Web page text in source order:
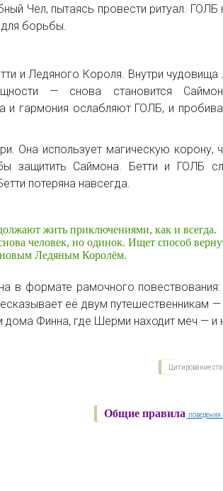
Чел, пытаясь провести ритуал. ГОЛБ
борьбы.
и Ледяного Короля. Внутри
— снова становится
и гармония ослабляют ГОЛБ, и
Она использует магическую
защитить Саймона. Бетти и ГОЛБ
потеряна навсегда.
жить приключениями, как и всегда.
человек, но одинок. Ищет способ
Ледяным Королём.
в формате рамочного
её двум путешественникам
дома Финна, где Шерми находит меч — и
Цитирование
Общие правила поведения